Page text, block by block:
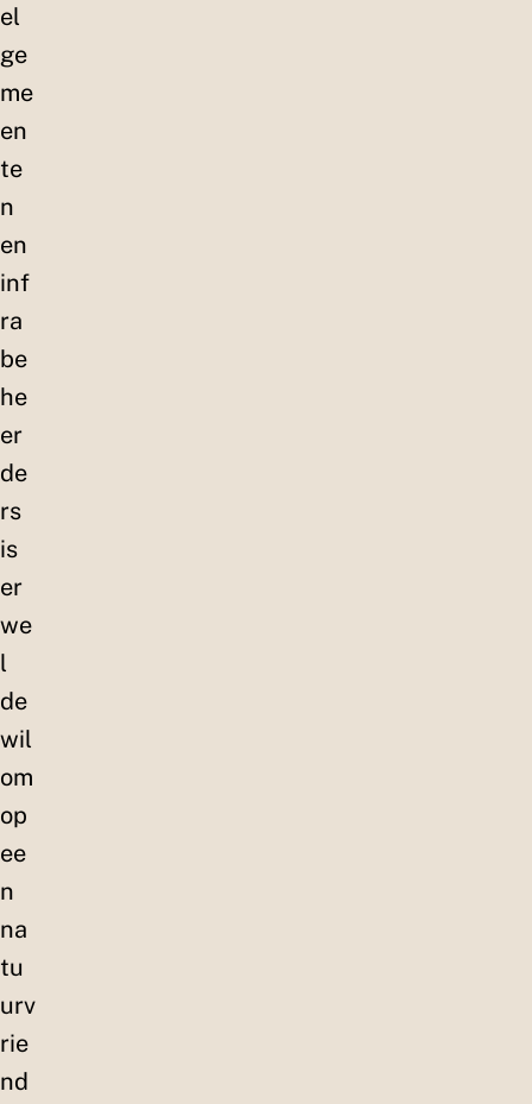
el
ge
me
en
te
n
en
inf
ra
be
he
er
de
rs
is
er
we
l
de
wil
om
op
ee
n
na
tu
urv
rie
nd